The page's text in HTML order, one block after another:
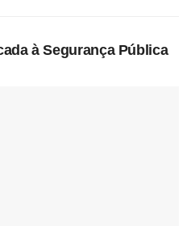
à Segurança Pública